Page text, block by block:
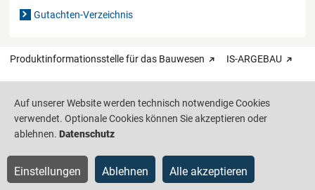
Gutachten-Verzeichnis
Produktinformationsstelle für das Bauwesen IS-ARGEBAU
Auf unserer Website werden technisch notwendige Cookies
verwendet. Optionale Cookies können Sie akzeptieren oder
ablehnen. Datenschutz
Einstellungen Ablehnen Alle akzeptieren